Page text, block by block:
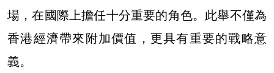
場，在國際上擔任十分重要的角色。 此舉不僅為
香港經濟帶來附加價值，更具有重要的戰略意
義。